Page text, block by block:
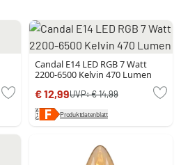
Candal E14 LED RGB 7 Watt
2200-6500 Kelvin 470 Lumen
€ 12,99UVP:€ 14,99
Produktdatenblatt